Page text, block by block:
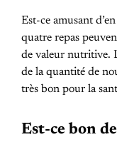
Est-ce amusant
quatre repas
de valeur nutritive.
de la quantité de
très bon pour la
Est-ce bon